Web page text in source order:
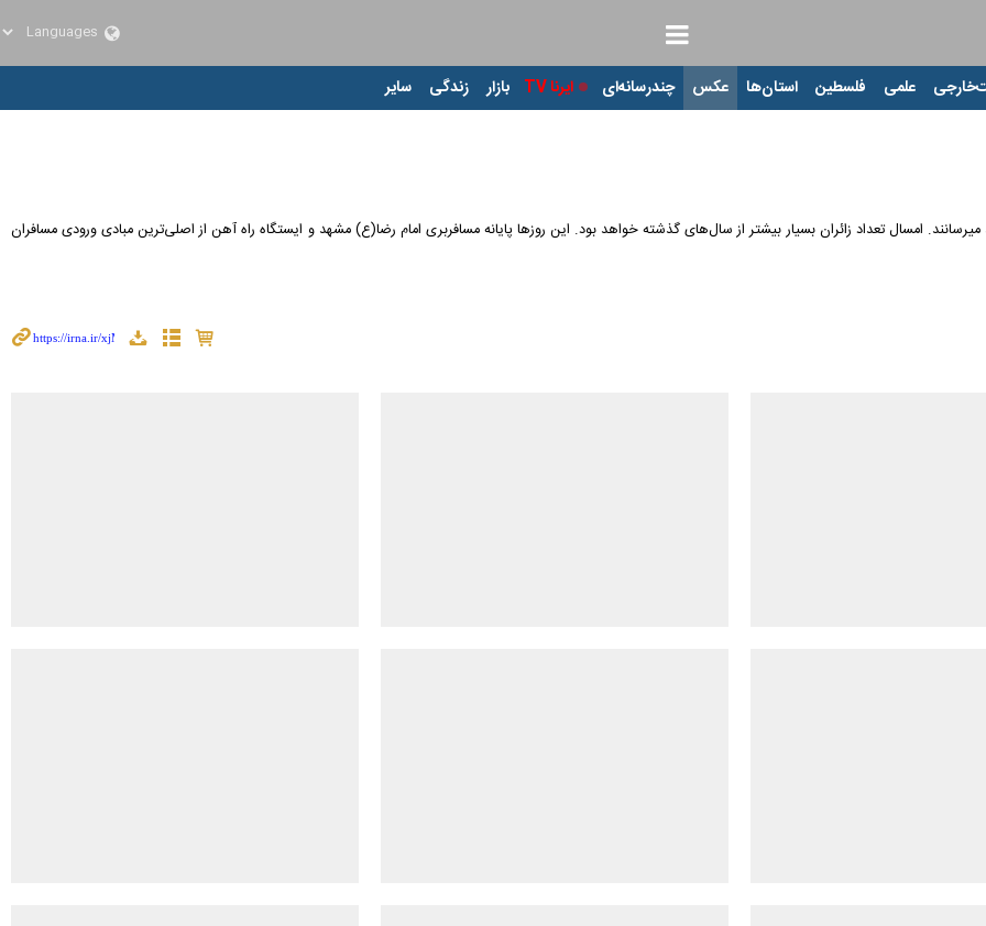
علمی فلسطین استان‌ها عکس چندرسانه‌ای ایرنا TV بازار زندگی سایر
امسال تعداد زائران بسیار بیشتر از سال‌های گذشته خواهد بود. این روزها پایانه مسافربری امام رضا(ع) مشهد و ایستگاه راه آهن از اصلی‌ترین مبادی ورودی مسافران